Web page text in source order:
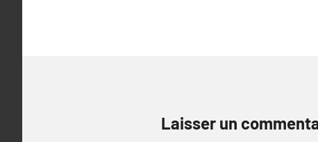
Laisser un